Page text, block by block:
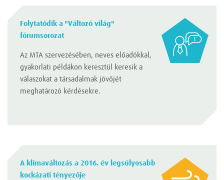
Folytatódik a "Változó világ"
fórumsorozat
Az MTA szervezésében, neves előadókkal,
gyakorlati példákon keresztül keresik a
válaszokat a társadalmak jövőjét
meghatározó kérdésekre.
A klímaváltozás a 2016. év legsúlyosabb
kockázati tényezője